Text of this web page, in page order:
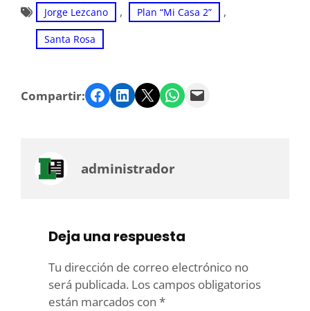
Jorge Lezcano , Plan “Mi Casa 2” ,
Santa Rosa
Compartir: Facebook LinkedIn Twitter WhatsApp Email
administrador
Deja una respuesta
Tu dirección de correo electrónico no
será publicada. Los campos obligatorios
están marcados con *